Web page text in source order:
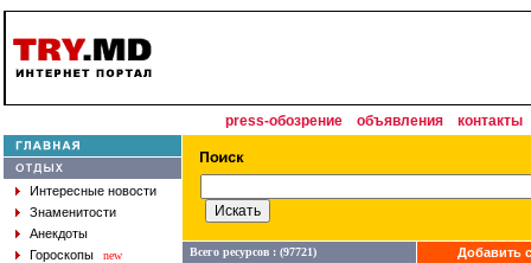
press-обозрение объявления контакты
Интересные новости
Знаменитости
Анекдоты
Гороскопы
new Всего ресурсов : (97721) Добавить